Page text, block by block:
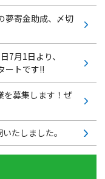
夢寄金助成、〆切
7月1日より、
ートです!!
を募集します！ぜ
たしました。